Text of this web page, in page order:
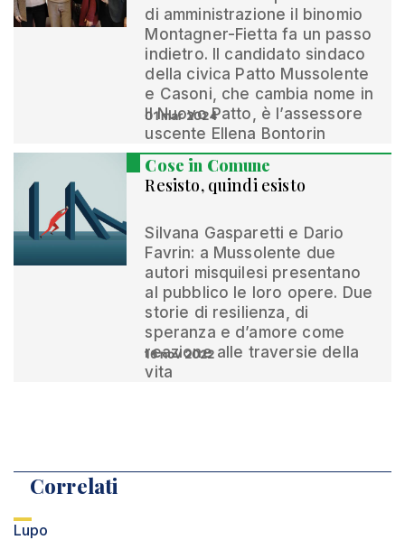
di amministrazione il binomio
Montagner-Fietta fa un passo
indietro. Il candidato sindaco
della civica Patto Mussolente
e Casoni, che cambia nome in
Il Nuovo Patto, è l’assessore
uscente Ellena Bontorin
01 mar 2024
Cose in Comune
Resisto, quindi esisto
Silvana Gasparetti e Dario
Favrin: a Mussolente due
autori misquilesi presentano
al pubblico le loro opere. Due
storie di resilienza, di
speranza e d’amore come
reazione alle traversie della
vita
16 nov 2022
Correlati
Lupo